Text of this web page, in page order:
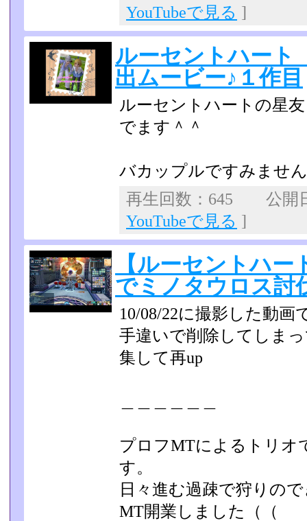
YouTubeで見る ]
ルーセントハー
出ムービー♪１作目
ルーセントハートの星
でます＾＾
バカップルですみませ
再生回数：645 公開
YouTubeで見る ]
【ルーセントハ
でミノタウロス討
10/08/22に撮影した動画
手違いで削除してしま
集して再up
プロフMTによるトリオ
す。
日々進む過疎で狩りの
MT開業しました（（